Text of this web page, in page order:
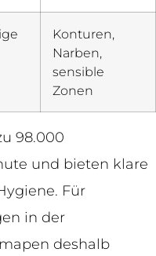
Konturen,
Narben,
sensible
Zonen
98.000
und bieten klare
Für
in der
deshalb